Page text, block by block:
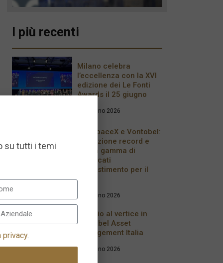
I più recenti
Milano celebra
l’eccellenza con la XVI
edizione dei Le Fonti
Awards il 25 giugno
26 Giugno 2026
IPO SpaceX e Vontobel:
quotazione record e
nuova gamma di
certificati
d’investimento per il
2026
17 Giugno 2026
Cambio al vertice in
Vontobel Asset
Management Italia
17 Giugno 2026
su tutti i temi
privacy.